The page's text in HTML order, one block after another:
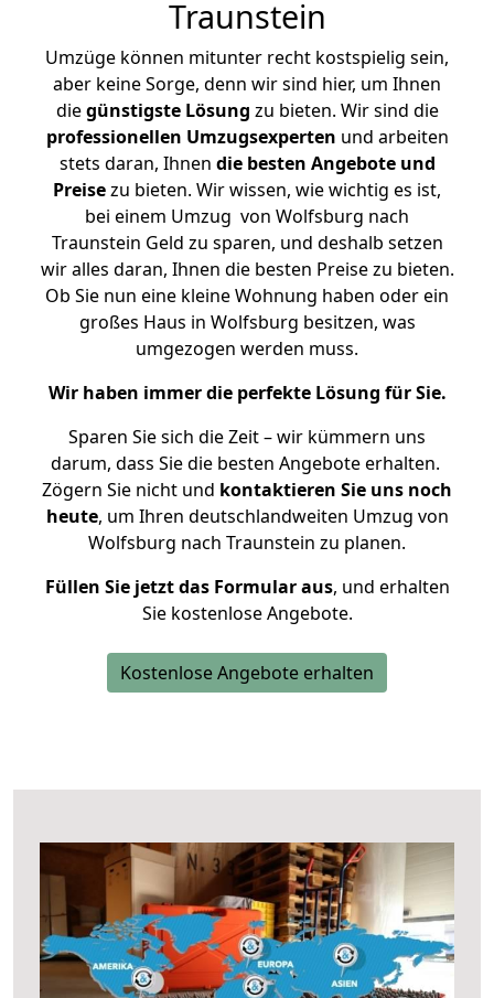
Traunstein
Umzüge können mitunter recht kostspielig sein,
aber keine Sorge, denn wir sind hier, um Ihnen
diegünstigste Lösung zu bieten. Wir sind die
professionellen Umzugsexperten und arbeiten
stets daran, Ihnen die besten Angebote und
Preisezu bieten. Wir wissen, wie wichtig es ist,
bei einem Umzug von Wolfsburg nach
Traunstein Geld zu sparen, und deshalb setzen
wir alles daran, Ihnen die besten Preise zu bieten.
Ob Sie nun eine kleine Wohnung haben oder ein
großes Haus in Wolfsburg besitzen, was
umgezogen werden muss.
Wir haben immer die perfekte Lösung für Sie.
Sparen Sie sich die Zeit – wir kümmern uns
darum, dass Sie die besten Angebote erhalten.
Zögern Sie nicht und kontaktieren Sie uns noch
heute, um Ihren deutschlandweiten Umzug von
Wolfsburg nach Traunstein zu planen.
Füllen Sie jetzt das Formular aus, und erhalten
Sie kostenlose Angebote.
Kostenlose Angebote erhalten